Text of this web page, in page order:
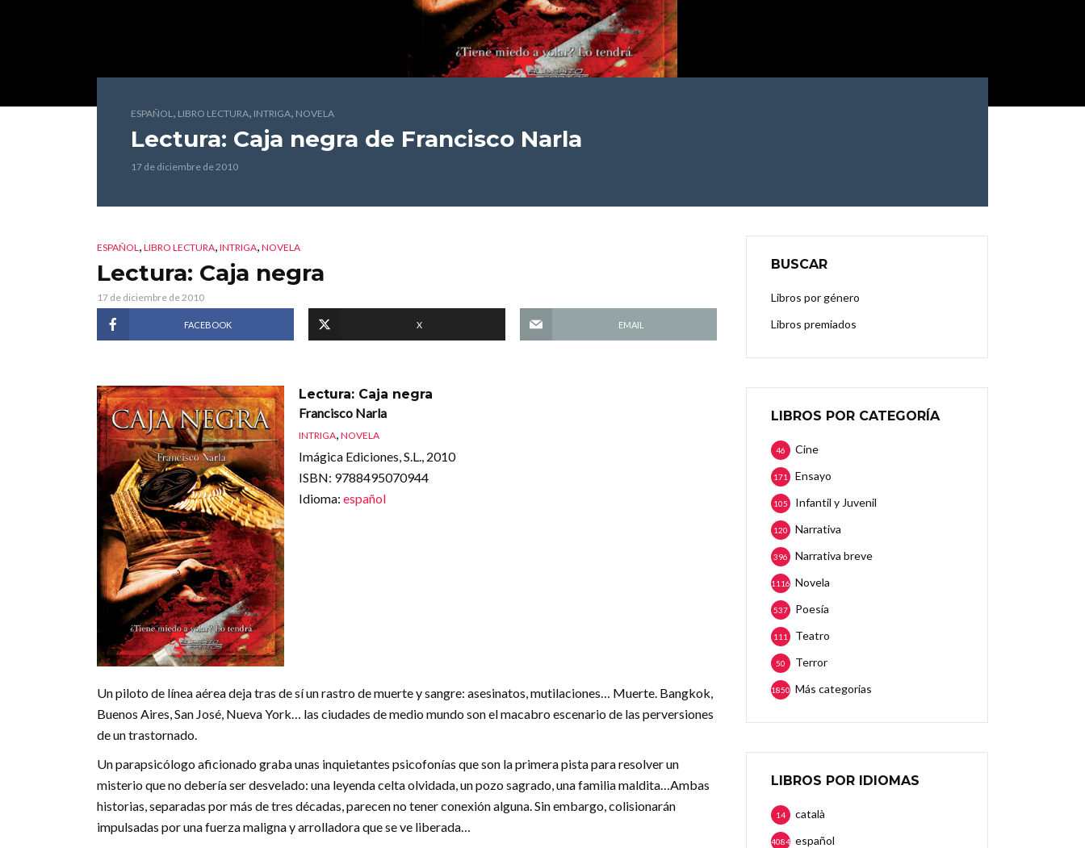
ESPAÑOL, LIBRO LECTURA, INTRIGA, NOVELA
Lectura: Caja negra de Francisco Narla
17 de diciembre de 2010
ESPAÑOL, LIBRO LECTURA, INTRIGA, NOVELA
Lectura: Caja negra
17 de diciembre de 2010
FACEBOOK X EMAIL
Lectura: Caja negra
Francisco Narla
INTRIGA, NOVELA
Imágica Ediciones, S.L., 2010
ISBN: 9788495070944
Idioma: español
Un piloto de línea aérea deja tras de sí un rastro de muerte y sangre: asesinatos, mutilaciones… Muerte. Bangkok,
Buenos Aires, San José, Nueva York… las ciudades de medio mundo son el macabro escenario de las perversiones
de un trastornado.
Un parapsicólogo aficionado graba unas inquietantes psicofonías que son la primera pista para resolver un
misterio que no debería ser desvelado: una leyenda celta olvidada, un pozo sagrado, una familia maldita…Ambas
historias, separadas por más de tres décadas, parecen no tener conexión alguna. Sin embargo, colisionarán
impulsadas por una fuerza maligna y arrolladora que se ve liberada…
BUSCAR
Libros por género
Libros premiados
LIBROS POR CATEGORÍA
Cine
46
Ensayo
171
Infantil y Juvenil
105
Narrativa
120
Narrativa breve
396
Novela
1116
Poesía
537
Teatro
111
Terror
50
Más categorias
1850
LIBROS POR IDIOMAS
català
14
español
4084